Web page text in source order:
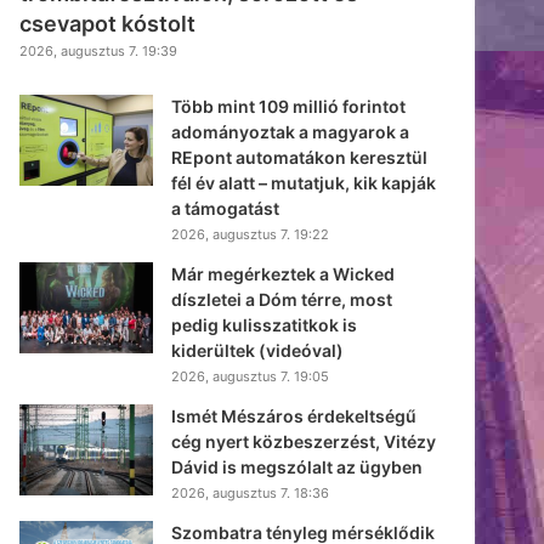
csevapot kóstolt
2026, augusztus 7. 19:39
Több mint 109 millió forintot
adományoztak a magyarok a
REpont automatákon keresztül
fél év alatt – mutatjuk, kik kapják
a támogatást
2026, augusztus 7. 19:22
Már megérkeztek a Wicked
díszletei a Dóm térre, most
pedig kulisszatitkok is
kiderültek (videóval)
2026, augusztus 7. 19:05
Ismét Mészáros érdekeltségű
cég nyert közbeszerzést, Vitézy
Dávid is megszólalt az ügyben
2026, augusztus 7. 18:36
Szombatra tényleg mérséklődik